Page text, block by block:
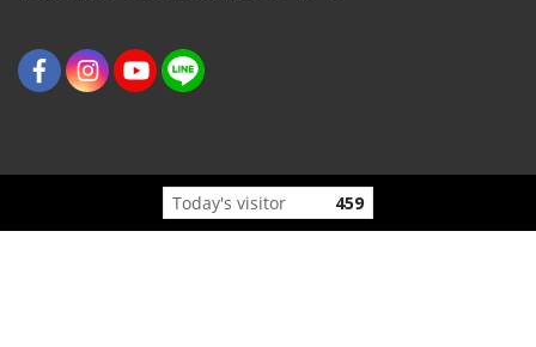
Today's visitor 459